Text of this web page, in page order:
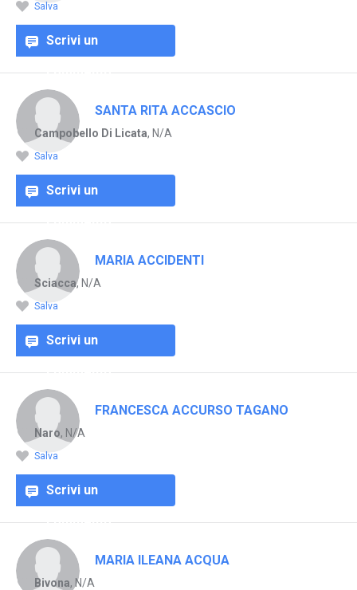
Salva
Scrivi un
commento
SANTA RITA ACCASCIO
Campobello Di Licata, N/A
Salva
Scrivi un
commento
MARIA ACCIDENTI
Sciacca, N/A
Salva
Scrivi un
commento
FRANCESCA ACCURSO TAGANO
Naro, N/A
Salva
Scrivi un
commento
MARIA ILEANA ACQUA
Bivona, N/A